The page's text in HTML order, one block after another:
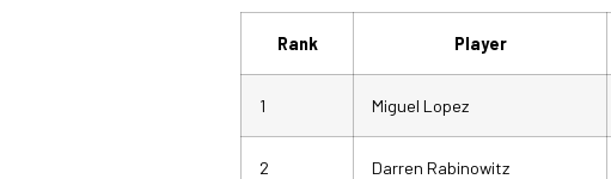
Rank Player
1 Miguel Lopez
2 Darren Rabinowitz